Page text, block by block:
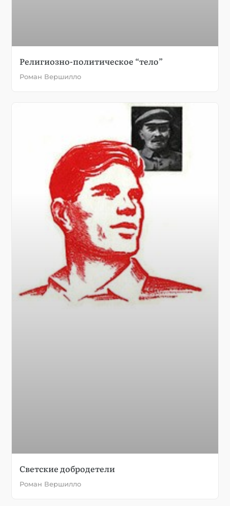
Религиозно-политическое “тело”
Роман Вершилло
Светские добродетели
Роман Вершилло